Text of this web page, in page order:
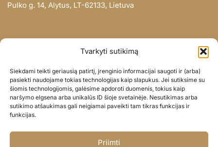
Tvarkyti sutikimą
Siekdami teikti geriausią patirtį, įrenginio informacijai saugoti ir (arba)
pasiekti naudojame tokias technologijas kaip slapukus. Jei sutiksime su
šiomis technologijomis, galėsime apdoroti duomenis, tokius kaip
naršymo elgsena arba unikalūs ID šioje svetainėje. Nesutikimas arba
sutikimo atšaukimas gali neigiamai paveikti tam tikras funkcijas ir
funkcijas.
Priimti
Pulko g. 14, Alytus, LT-62133, Lietuva
Didmena
Darbų portfolio
Privatumo politika
Parduotuvės politika